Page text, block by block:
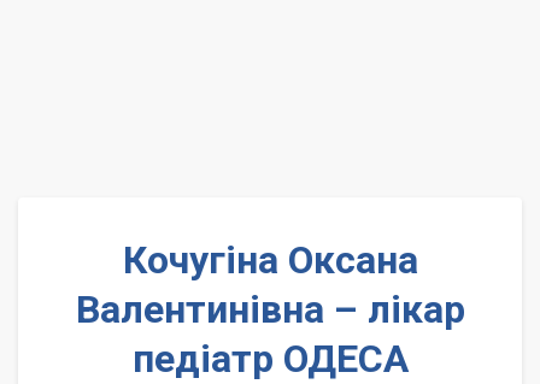
Кочугіна Оксана
Валентинівна – лікар
педіатр ОДЕСА